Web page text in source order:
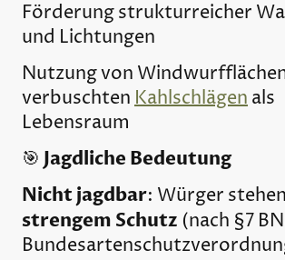
Förderung strukturreicher
und Lichtungen
Nutzung von
verbuschtenKahlschlägenals
Lebensraum
🎯 Jagdliche Bedeutung
Nicht jagdbar: Würger
strengem Schutz (nach §7